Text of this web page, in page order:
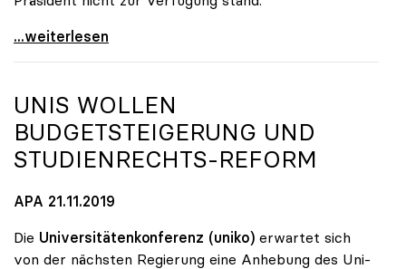
Sabine Seidler zur Präsidentin der uniko gewählt
...weiterlesen
UNIS WOLLEN
BUDGETSTEIGERUNG UND
STUDIENRECHTS-REFORM
APA 21.11.2019
Die Universitätenkonferenz (uniko) erwartet sich
von der nächsten Regierung eine Anhebung des Uni-